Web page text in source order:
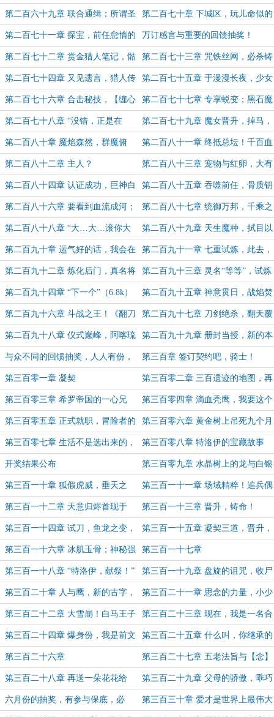
舟，你成了！（5k求票） 技，【天意归烬】！
第二百六十九章 联合通缉；所谓圣
骸，疑似冒险者前辈！
第二百七十章 下城区，玩儿命似的
逃亡！（6k）
第二百七十一章 探宝，前任怠惰的
安全屋！
万订感言与重要的回馈抽奖！
第二百七十二章 赏金猎人笔记，骷
髅遗骸！（5k）
第二百七十三章 咒铁丝网，必杀铸
命师的恐怖陷阱，到手！
第二百七十四章 又见遗言，猎人传
承，到手！（5k）
第二百七十五章 于漫漫长夜，少女
开始狩猎！（5k）
第二百七十六章 合击秘技，【缠心
共噬】！
第二百七十七章 专享蜕变；黑石魔
女来了（6k）
第二百七十八章 “没错，正是在
下！”（6k）
第二百七十九章 魔女晋升，掉马，
故人相认（7k）
第二百八十章 魔焰森然，群魔俯
首，恭迎院首归位！（5.4k）
第二百八十一章 终抵总坛！千百血
眸，齐迎新主！（5k）
第二百八十二章 主人？ 第二百八十三章 宠物与红卵，大有
来历的海星！
第二百八十四章 认证成功，巨神白
舟！
第二百八十五章 吞噬前任，骨质钥
匙
第二百八十六章 要看到血流成河；
晋升铸命师的野望
第二百八十七章 统御万邦，千乘之
王！（5k）
第二百八十八章 “大…大…滚你大
爷！”
第二百八十九章 天生魔种，拭目以
待！
第二百九十章 运气好的话，我会在
三天后，成为一名【铸命师】
第二百九十一章 七重试炼，此去，
只许成功！（5k）
第二百九十二章 炼化后门，真名将
出！
第二百九十三章 灵名“等等”，试炼
开始！
第二百九十四章 “下一个”（6.8k） 第二百九十五章 神意贯日，战焰焚
身！
第二百九十六章 斗战之王！《翻刀
覆剑乾坤式》！
第二百九十七章 刀剑绝杀，翻天覆
地！
第二百九十八章 仪式巅峰，阿喀琉
斯之怒！（5k）
第二百九十九章 册封当授，新的本
能，万兽伏行！（月初求票！）
与众不同的回馈抽奖，人人有份，
必看！
第三百章 签订契约吧，骑士！
（8k，为盟主张爱雪加更！）
第三百零一章 凝契 第三百零二章 三百遗迹的地图，再
临希罗（5k）
第三百零三章 希罗帝国的一心兄
弟…冒险者协会（5k）
第三百零四章 滴血秃鹰，我要这个
（5k）
第三百零五章 正式就职，冒险者的
故事开端（6k）
第三百零六章 黄金树上吊死九个月
亮（5k）
第三百零七章 生活不是选出来的，
是活出来的（6k）
第三百零八章 特洛伊的宝藏故事
开奖结果公布 第三百零九章 水晶树上的龙与白银
狮子！
第三百一十章 狐假虎威，垂天之
鹰！
第三百一十一章 场域精粹！追兵偶
遇白银狮子（5k）
第三百一十二章 天意归烬首现于
世，讨伐成功，试炼完成！
第三百一十三章 晋升，铸命！
第三百一十四章 试刀，鱼龙之变，
体悟冰寒核心！
第三百一十五章 凝契三道，晋升，
二阶仪式师！（5k）
第三百一十六章 冰肌玉骨；神秘强
大的茅草屋主人
第三百一十七章
第三百一十八章 “特洛伊，献祭！” 第三百一十九章 盘旋的诅咒，收尸
与遗言
第三百二十章 人与鹰，新的古字，
【念】！
第三百二十一章 思念的力量，小少
爷的遗言，准备撤离
第三百二十二章 大雪崩！白马王子
回归现世！
第三百二十三章 现在，我是一名合
格的狂想症患者了
第三百二十四章 爆身份，我是前文
明继承者（5k）
第三百二十五章 什么叫，你继承的
才是真罗马？
第三百二十六章 第三百二十七章 五老法旨与【念】
字的渴望！
第三百二十八章 再送一朵花花给
你，鸦老师
第三百二十九章 父母的骄傲，乖巧
的小俞
六月份的抽奖，有参与保底，必 第三百三十章 爱才是世界上最伟大